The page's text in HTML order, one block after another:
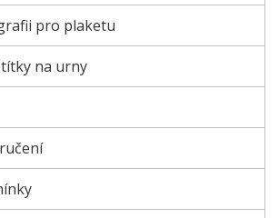
pro plaketu
na urny